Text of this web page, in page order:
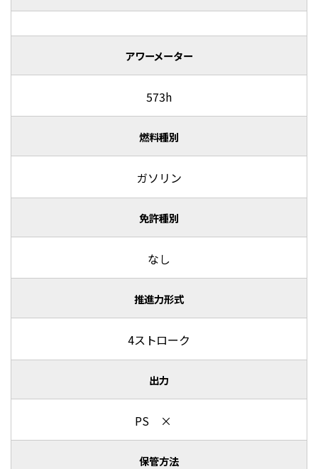
アワーメーター
573h
燃料種別
ガソリン
免許種別
なし
推進力形式
4ストローク
出力
PS ×
保管方法